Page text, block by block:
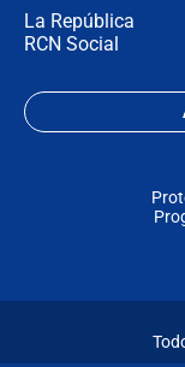
La República
RCN Social